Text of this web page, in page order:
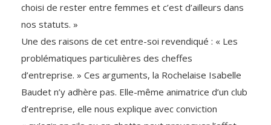
choisi de rester entre femmes et c’est d’ailleurs dans
nos statuts. »
Une des raisons de cet entre-soi revendiqué : « Les
problématiques particulières des cheffes
d’entreprise. » Ces arguments, la Rochelaise Isabelle
Baudet n’y adhère pas. Elle-même animatrice d’un club
d’entreprise, elle nous explique avec conviction